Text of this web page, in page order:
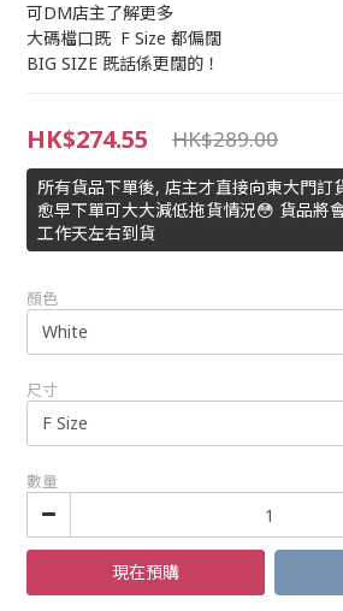
可DM店主了解更多
大碼檔口既  F Size 都偏闊
BIG SIZE 既話係更闊的！
HK$274.55 HK$289.00
所有貨品下單後, 店主才直接向東大門訂
愈早下單可大大減低拖貨情況😳 貨品將
工作天左右到貨
顏色
尺寸
數量
現在預購